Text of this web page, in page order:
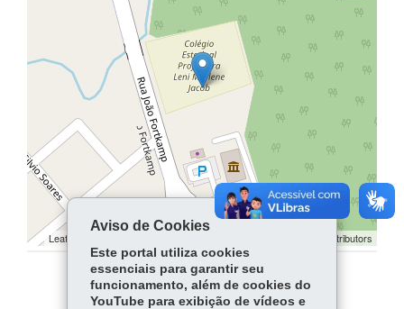
Leaflet | © contributors
COMPARTILHE:
Aviso de Cookies
Este portal utiliza cookies
essenciais para garantir seu
funcionamento, além de cookies do
YouTube para exibição de vídeos e